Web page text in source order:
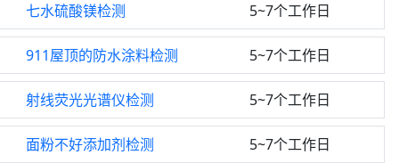
七水硫酸镁检测 5~7个工作日
911屋顶的防水涂料检测 5~7个工作日
射线荧光光谱仪检测 5~7个工作日
面粉不好添加剂检测 5~7个工作日